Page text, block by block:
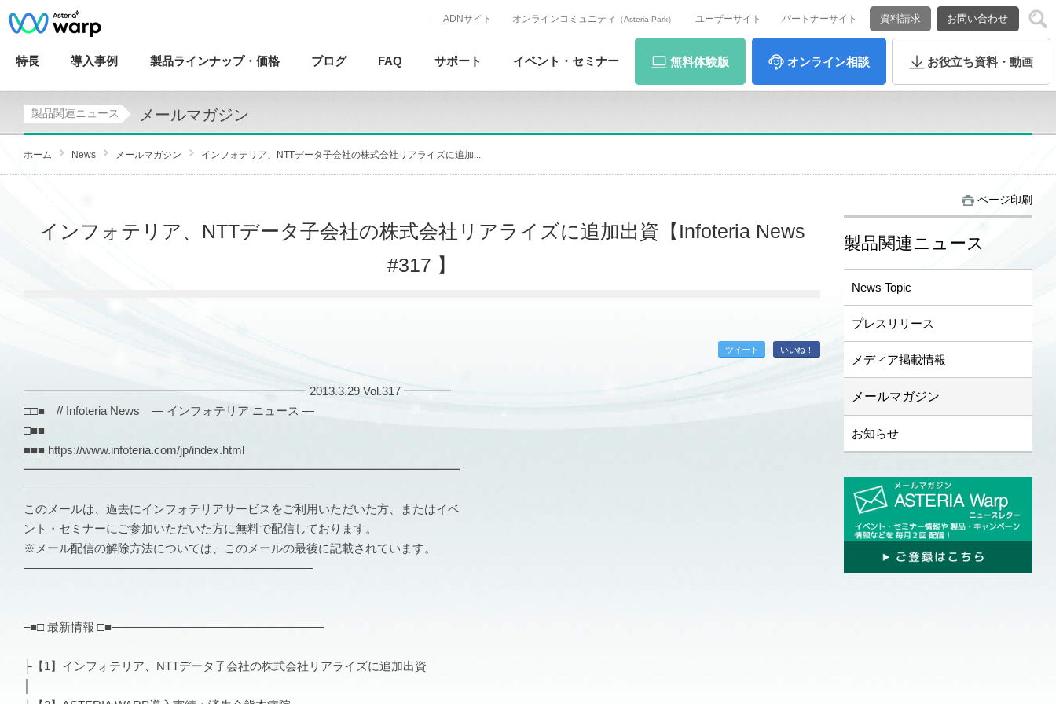
ADNサイト オンラインコミュニティ （Asteria Park） ユーザーサイト パートナーサイト 資料請求 お問い合わせ
特長 導入事例 製品ラインナップ・ 価格 ブログ FAQ サポート イベント・ セミナー 無料体験版 オンライン相談 お役立ち資料・動画
製品関連ニュース メールマガジン
ホーム News メールマガジン インフォテリア、NTTデータ子会社の株式会社リアライズに追加...
インフォテリア、NTTデータ子会社の株式会社リアライズに追加出資【Infoteria News
#317 】
ツイート いいね！
━━━━━━━━━━━━━━━━━━━━━━━━ 2013.3.29 Vol.317 ━━━━
□□■ // Infoteria News — インフォテリア ニュース —
□■■
■■■ https://www.infoteria.com/jp/index.html
━━━━━━━━━━━━━━━━━━━━━━━━━━━━━━━━━━━━━
————————————————————————–
このメールは、過去にインフォテリアサービスをご利用いただいた方、またはイベ
ント・セミナーにご参加いただいた方に無料で配信しております。
※メール配信の解除方法については、このメールの最後に記載されています。
————————————————————————–
–■□ 最新情報 □■——————————————————
├【1】インフォテリア、NTTデータ子会社の株式会社リアライズに追加出資
ページ印刷
製品関連ニュース
News Topic
プレスリリース
メディア掲載情報
メールマガジン
お知らせ